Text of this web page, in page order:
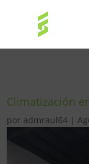
Climatización
por admraul64 |